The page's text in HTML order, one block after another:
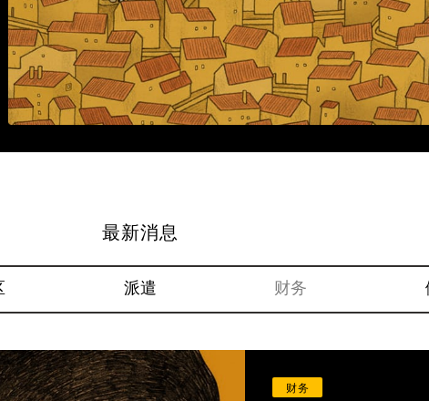
最新消息
派遣 财务
财务